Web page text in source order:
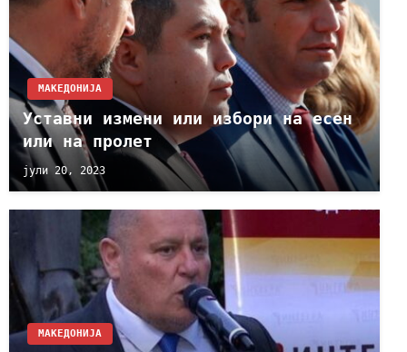
МАКЕДОНИЈА
Уставни измени или избори на есен
или на пролет
јули 20, 2023
МАКЕДОНИЈА